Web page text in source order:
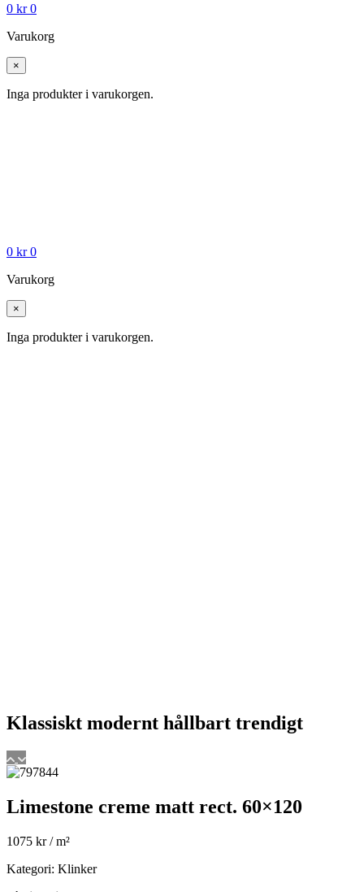
0 kr 0
Varukorg
×
Inga produkter i varukorgen.
0 kr 0
Varukorg
×
Inga produkter i varukorgen.
Klassiskt modernt hållbart trendigt
Limestone creme matt rect. 60×120
1075 kr/ m²
Kategori: Klinker